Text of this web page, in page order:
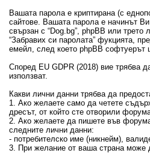
Вашата парола е криптирана (с
сайтове. Вашата парола е начинът
свързан с “Dog.bg”, phpBB или
“Забравих си паролата” фукцията,
емейл, след което phpBB софтуерът
Според EU GDPR (2018) вие трябва
използват.
Какви лични данни трябва да
1. Ако желаете само да четете
дресът, от който сте отворили
2. Ако желаете да пишете във
следните лични данни:
- потребителско име (никнейм),
3. При желание от ваша страна може